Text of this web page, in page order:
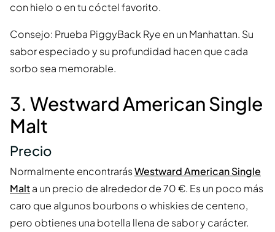
con hielo o en tu cóctel favorito.
Consejo: Prueba PiggyBack Rye en un Manhattan. Su
sabor especiado y su profundidad hacen que cada
sorbo sea memorable.
3. Westward American Single
Malt
Precio
Normalmente encontrarásWestward American Single
Malta un precio de alrededor de 70 €. Es un poco más
caro que algunos bourbons o whiskies de centeno,
pero obtienes una botella llena de sabor y carácter.